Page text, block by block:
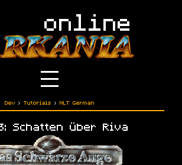
Dev › Tutorials › NLT German
Schatten über Riva